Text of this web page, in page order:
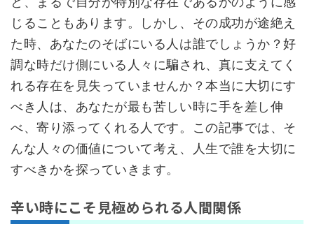
じることもあります。しかし、その成功が途絶え
た時、あなたのそばにいる人は誰でしょうか？好
調な時だけ側にいる人々に騙され、真に支えてく
れる存在を見失っていませんか？本当に大切にす
べき人は、あなたが最も苦しい時に手を差し伸
べ、寄り添ってくれる人です。この記事では、そ
んな人々の価値について考え、人生で誰を大切に
すべきかを探っていきます。
辛い時にこそ見極められる人間関係